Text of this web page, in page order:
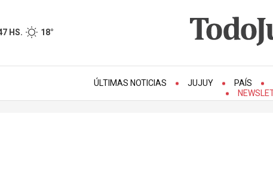
HS. 18°
ÚLTIMAS NOTICIAS JUJUY PAÍS